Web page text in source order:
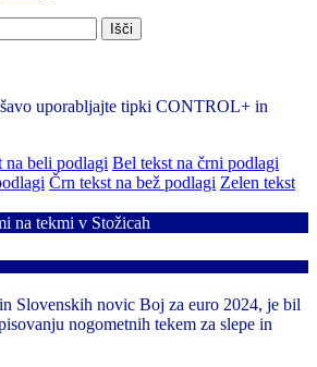
uporabljajte tipki CONTROL+ in
na beli podlagi Bel tekst na črni podlagi
Črn tekst na bež podlagi Zelen tekst
na tekmi v Stožicah
Slovenskih novic Boj za euro 2024, je bil
nogometnih tekem za slepe in